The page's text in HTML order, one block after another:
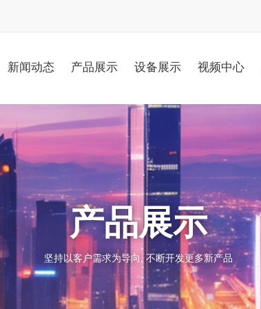
新闻动态 产品展示 设备展示 视频中心
产品展示
坚持以客户需求为导向, 不断开发更多新产品